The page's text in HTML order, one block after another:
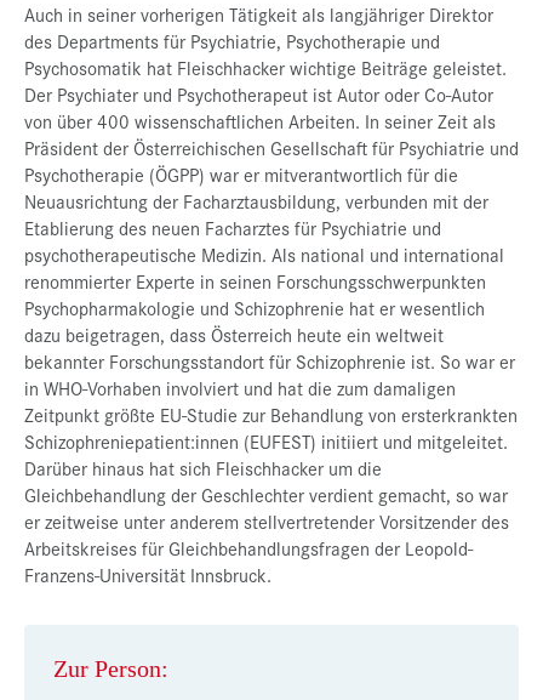
Auch in seiner vorherigen Tätigkeit als langjähriger Direktor
des Departments für Psychiatrie, Psychotherapie und
Psychosomatik hat Fleischhacker wichtige Beiträge geleistet.
Der Psychiater und Psychotherapeut ist Autor oder Co-Autor
von über 400 wissenschaftlichen Arbeiten. In seiner Zeit als
Präsident der Österreichischen Gesellschaft für Psychiatrie und
Psychotherapie (ÖGPP) war er mitverantwortlich für die
Neuausrichtung der Facharztausbildung, verbunden mit der
Etablierung des neuen Facharztes für Psychiatrie und
psychotherapeutische Medizin. Als national und international
renommierter Experte in seinen Forschungsschwerpunkten
Psychopharmakologie und Schizophrenie hat er wesentlich
dazu beigetragen, dass Österreich heute ein weltweit
bekannter Forschungsstandort für Schizophrenie ist. So war er
in WHO-Vorhaben involviert und hat die zum damaligen
Zeitpunkt größte EU-Studie zur Behandlung von ersterkrankten
Schizophreniepatient:innen (EUFEST) initiiert und mitgeleitet.
Darüber hinaus hat sich Fleischhacker um die
Gleichbehandlung der Geschlechter verdient gemacht, so war
er zeitweise unter anderem stellvertretender Vorsitzender des
Arbeitskreises für Gleichbehandlungsfragen der Leopold-
Franzens-Universität Innsbruck.
Zur Person: